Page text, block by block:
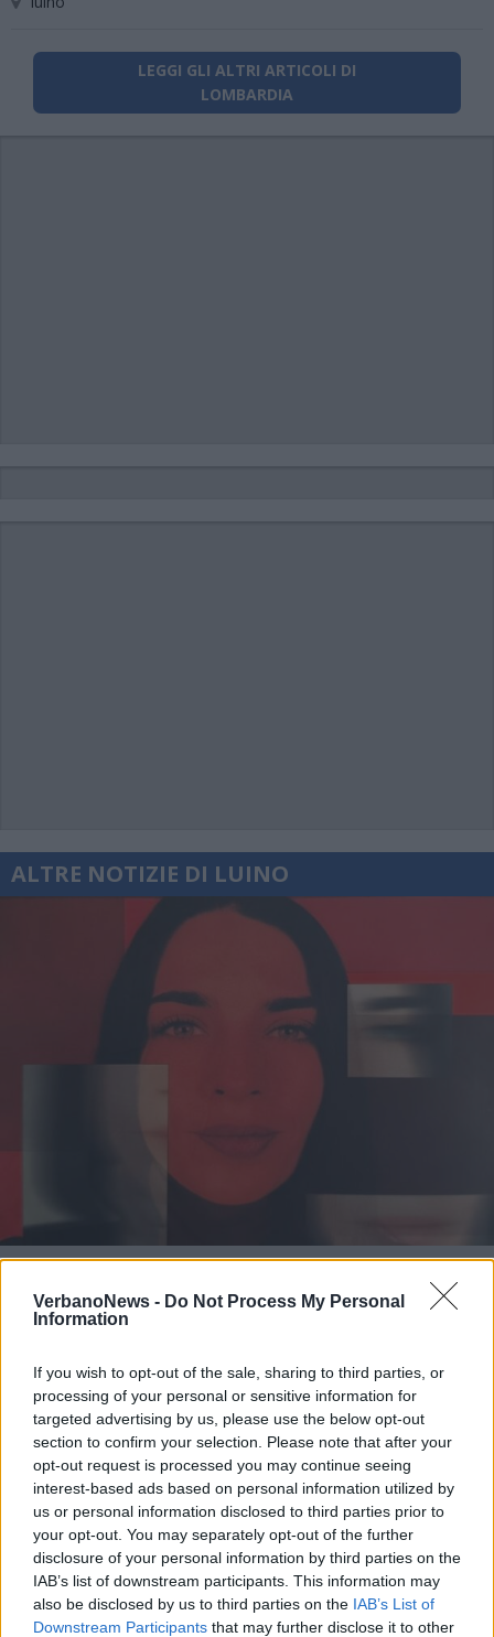
VerbanoNews - Do Not Process My Personal
Information
If you wish to opt-out of the sale, sharing to third parties, or
processing of your personal or sensitive information for
targeted advertising by us, please use the below opt-out
section to confirm your selection. Please note that after your
opt-out request is processed you may continue seeing
interest-based ads based on personal information utilized by
us or personal information disclosed to third parties prior to
your opt-out. You may separately opt-out of the further
disclosure of your personal information by third parties on the
IAB’s list of downstream participants. This information may
also be disclosed by us to third parties on the IAB’s List of
Downstream Participants that may further disclose it to other
LEGGI GLI ALTRI ARTICOLI DI
LOMBARDIA
ALTRE NOTIZIE DI LUINO
LUINO
La scrittrice Virginia Veludo
presenta a Luino il libro “E mi sono